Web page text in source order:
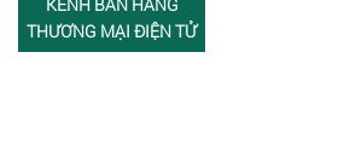
THƯƠNG MẠI ĐIỆN TỬ